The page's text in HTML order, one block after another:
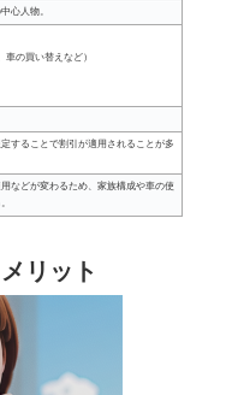
心人物。
の買い替えなど）
することで割引が適用されることが多
などが変わるため、家族構成や車の使
リット